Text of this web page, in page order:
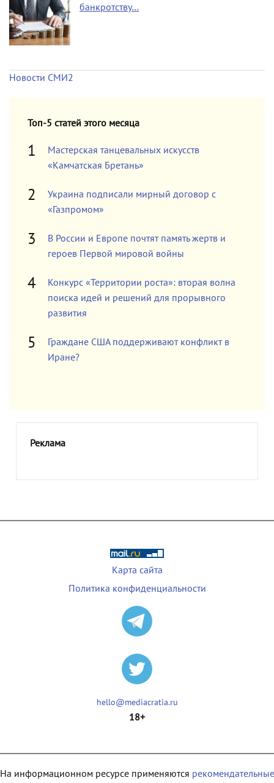
банкротству…
Новости СМИ2
Топ-5 статей этого месяца
Мастерская танцевальных искусств
«Камчатская Бретань»
Украина подписали мирный договор с
«Газпромом»
В России и Европе почтят память жертв и
героев Первой мировой войны
Конкурс «Территории роста»: вторая волна
поиска идей и решений для прорывного
развития
Граждане США поддерживают конфликт в
Иране?
Реклама
Карта сайта
Политика конфиденциальности
hello@mediacratia.ru
18+
На информационном ресурсе применяются рекомендательные